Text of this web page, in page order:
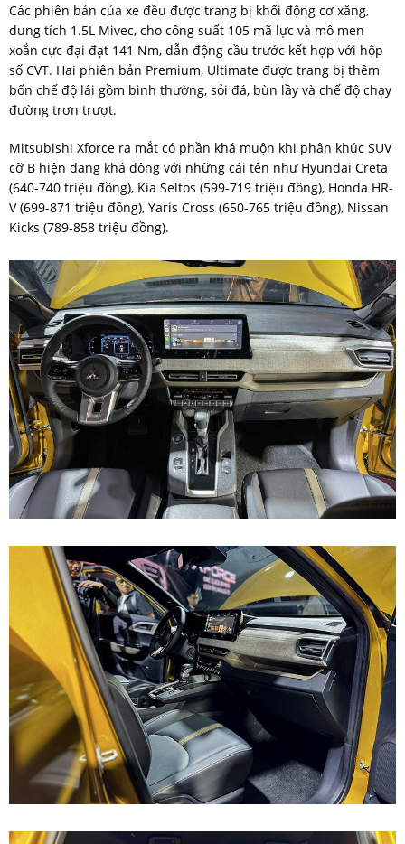
Các phiên bản của xe đều được trang bị khối động cơ xăng,
dung tích 1.5L Mivec, cho công suất 105 mã lực và mô men
xoắn cực đại đạt 141 Nm, dẫn động cầu trước kết hợp với hộp
số CVT. Hai phiên bản Premium, Ultimate được trang bị thêm
bốn chế độ lái gồm bình thường, sỏi đá, bùn lầy và chế độ chạy
đường trơn trượt.
Mitsubishi Xforce ra mắt có phần khá muộn khi phân khúc SUV
cỡ B hiện đang khá đông với những cái tên như Hyundai Creta
(640-740 triệu đồng), Kia Seltos (599-719 triệu đồng), Honda HR-
V (699-871 triệu đồng), Yaris Cross (650-765 triệu đồng), Nissan
Kicks (789-858 triệu đồng).